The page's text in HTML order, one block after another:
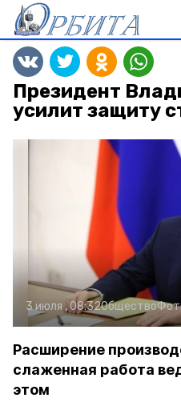
Президент
усилит защиту
3 июля , 08:32Общество
Расширение
слаженная работа
этом